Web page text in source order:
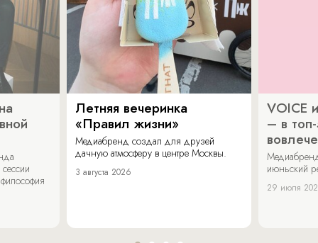
Летняя вечеринка
«Правил жизни»
Медиабренд создал для друзей
дачную атмосферу в центре Москвы.
3 августа 2026
VOICE
– в
июньский
29 июля